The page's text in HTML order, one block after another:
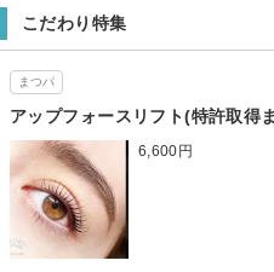
こだわり特集
まつパ
アップフォースリフト(特許取得
6,600円